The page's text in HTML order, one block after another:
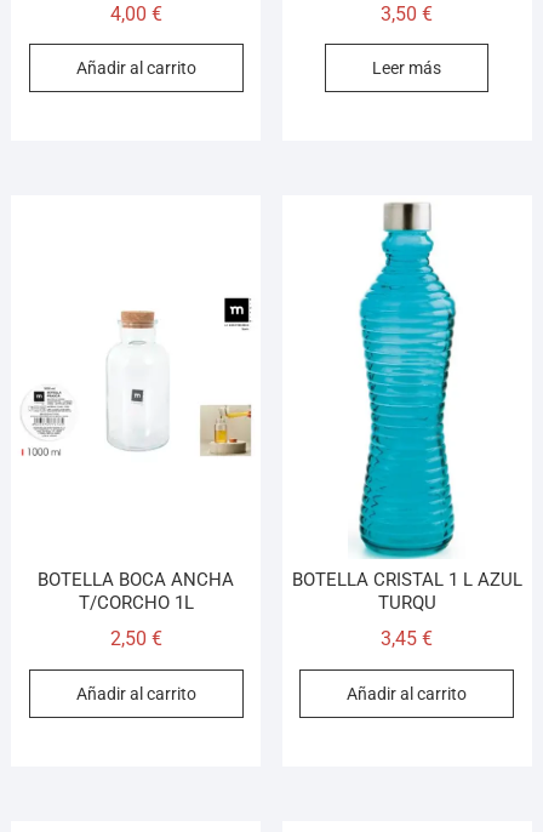
4,00 €
Añadir al carrito
3,50€
Leer más
BOTELLA BOCA ANCHA
T/CORCHO 1L
2,50 €
Añadir al carrito
BOTELLA CRISTAL 1 L AZUL
TURQU
3,45€
Añadir al carrito